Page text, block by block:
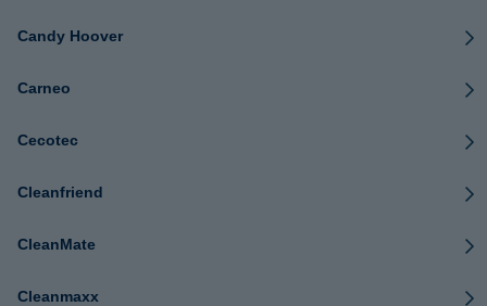
Candy Hoover
Carneo
Cecotec
Cleanfriend
CleanMate
Cleanmaxx